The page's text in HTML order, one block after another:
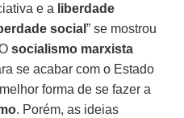
e a liberdade
social” se mostrou
socialismo marxista
se acabar com o Estado
forma de se fazer a
. Porém, as ideias